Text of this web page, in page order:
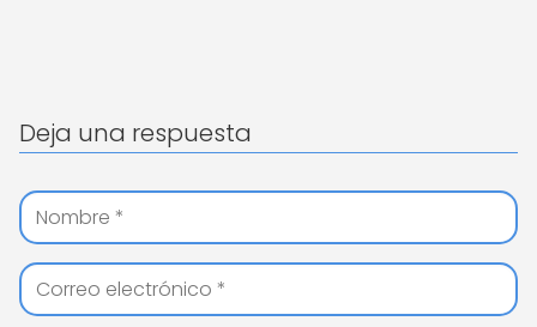
Deja una respuesta